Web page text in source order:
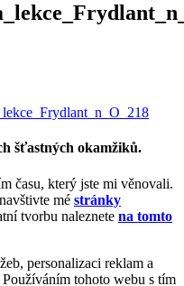
šťastných okamžiků.
času, který jste mi věnovali.
mé stránky
tvorbu naleznete na tomto
personalizaci reklam a
tohoto webu s tím